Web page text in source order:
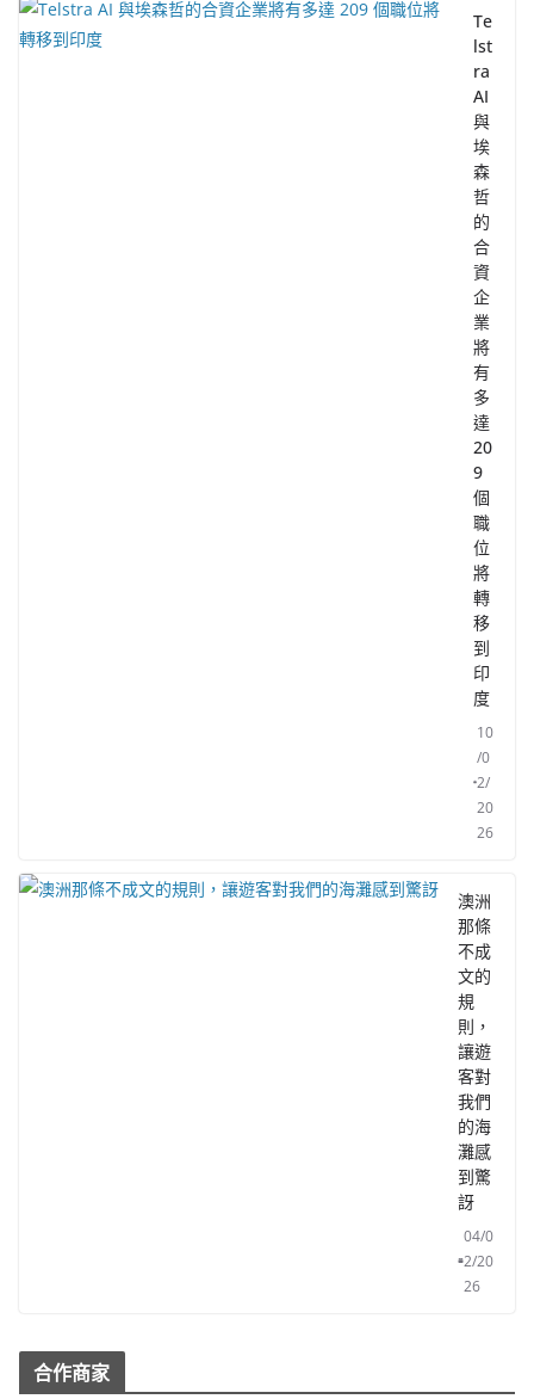
Te
lst
ra
AI
與
埃
森
哲
的
合
資
企
業
將
有
多
達
20
9
個
職
位
將
轉
移
到
印
度
10
/0
2/
20
26
澳洲
那條
不成
文的
規
則，
讓遊
客對
我們
的海
灘感
到驚
訝
04/0
2/20
26
合作商家